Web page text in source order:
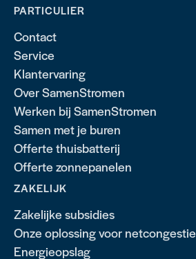
PARTICULIER
Contact
Service
Klantervaring
Over SamenStromen
Werken bij SamenStromen
Samen met je buren
Offerte thuisbatterij
Offerte zonnepanelen
ZAKELIJK
Zakelijke subsidies
Onze oplossing voor netcongestie
Energieopslag